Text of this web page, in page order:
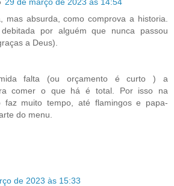
mas absurda, como comprova a historia.
debitada por alguém que nunca passou
a Deus).
falta (ou orçamento é curto ) a
comer o que há é total. Por isso na
faz muito tempo, até flamingos e papa-
do menu.
de 2023 às 15:33